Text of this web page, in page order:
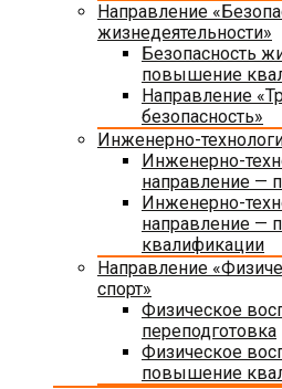
Направление
жизнедеятельности»
Безопасность
повышение
Направление
безопасность»
Инженерно-
Инженерно-
направление —
Инженерно-
направление —
квалификации
Направление
спорт»
Физическое
переподготовка
Физическое
повышение